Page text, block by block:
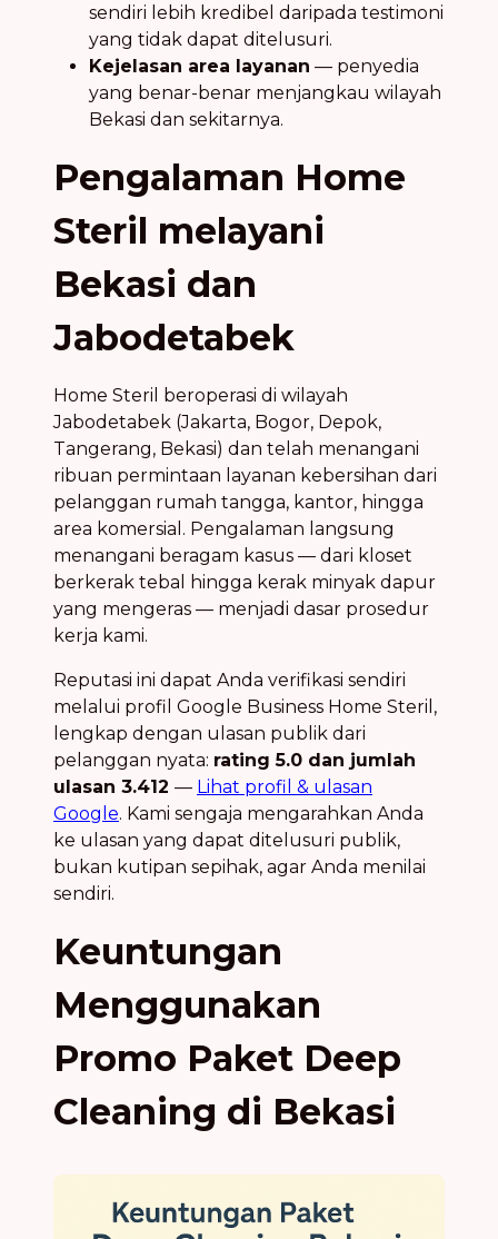
sendiri lebih kredibel daripada testimoni
yang tidak dapat ditelusuri.
Kejelasan area layanan — penyedia
yang benar-benar menjangkau wilayah
Bekasi dan sekitarnya.
Pengalaman Home
Steril melayani
Bekasi dan
Jabodetabek
Home Steril beroperasi di wilayah
Jabodetabek (Jakarta, Bogor, Depok,
Tangerang, Bekasi) dan telah menangani
ribuan permintaan layanan kebersihan dari
pelanggan rumah tangga, kantor, hingga
area komersial. Pengalaman langsung
menangani beragam kasus — dari kloset
berkerak tebal hingga kerak minyak dapur
yang mengeras — menjadi dasar prosedur
kerja kami.
Reputasi ini dapat Anda verifikasi sendiri
melalui profil Google Business Home Steril,
lengkap dengan ulasan publik dari
pelanggan nyata: rating 5.0 dan jumlah
ulasan 3.412 — Lihat profil & ulasan
Google. Kami sengaja mengarahkan Anda
ke ulasan yang dapat ditelusuri publik,
bukan kutipan sepihak, agar Anda menilai
sendiri.
Keuntungan
Menggunakan
Promo Paket Deep
Cleaning di Bekasi